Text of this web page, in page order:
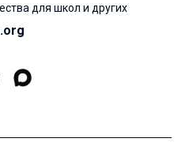
для школ и других